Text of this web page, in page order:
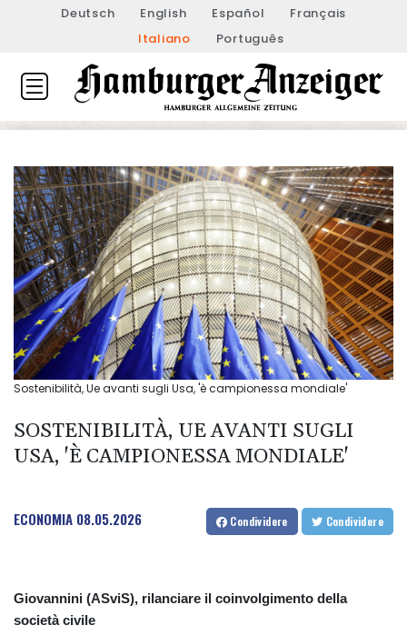
Deutsch English Español
Français
Italiano
Português
Sostenibilità, Ue avanti sugli Usa, 'è campionessa mondiale'
SOSTENIBILITÀ, UE AVANTI SUGLI
USA, 'È CAMPIONESSA MONDIALE'
ECONOMIA 08.05.2026 Condividere Condividere
Giovannini (ASviS), rilanciare il coinvolgimento della
società civile